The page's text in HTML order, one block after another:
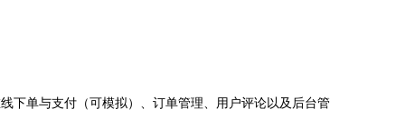
下单与支付（可模拟）、订单管理、用户评论以及后台管